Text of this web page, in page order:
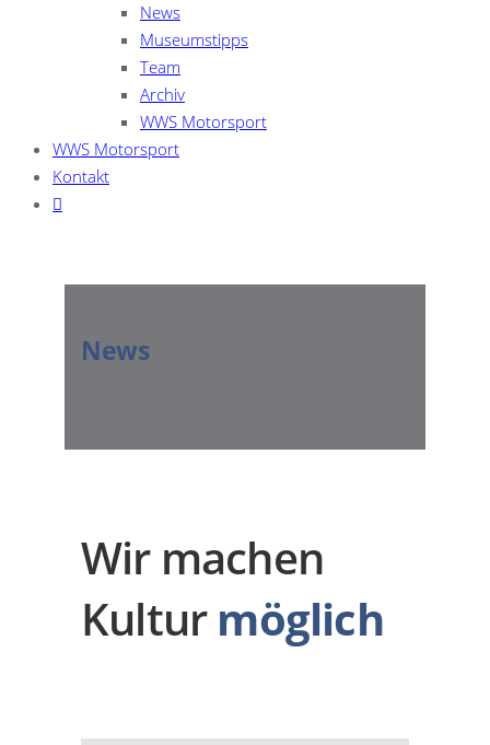
News
Museumstipps
Team
Archiv
WWS Motorsport
WWS Motorsport
Kontakt
News
Wir machen
Kultur möglich